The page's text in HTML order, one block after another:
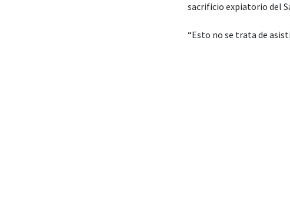
sacrificio expiatorio del
“Esto no se trata de